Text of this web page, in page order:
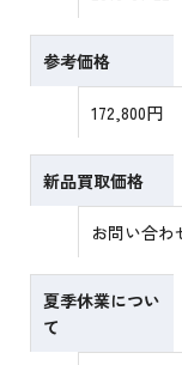
参考価格
172,800円
新品買取価格
お問い合わ
夏季休業につい
て